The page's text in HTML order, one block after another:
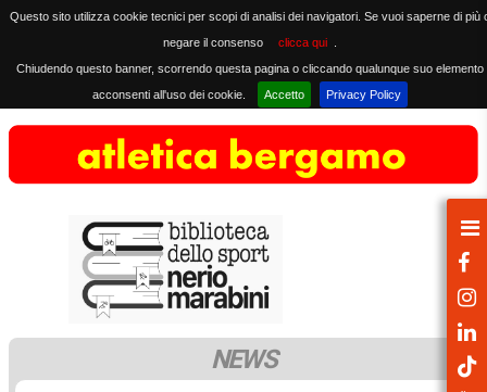
Questo sito utilizza cookie tecnici per scopi di analisi dei navigatori. Se vuoi saperne di più
negare il consenso
clicca qui
Chiudendo questo banner, scorrendo questa pagina o cliccando qualunque suo elemento
acconsenti all'uso dei cookie.
Accetto Privacy Policy
NEWS